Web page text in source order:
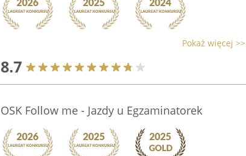
Pokaż więcej >>
8.7
OSK Follow me - Jazdy u Egzaminatorek